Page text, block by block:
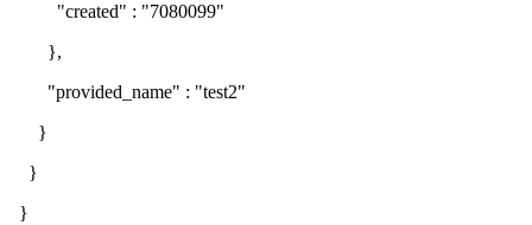
"created" : "7080099"
},
"provided_name" : "test2"
}
}
}